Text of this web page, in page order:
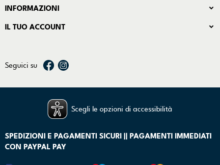
INFORMAZIONI
IL TUO ACCOUNT
Seguici su
Scegli le opzioni di accessibilità
SPEDIZIONI E PAGAMENTI SICURI || PAGAMENTI IMMEDIATI
CON PAYPAL PAY